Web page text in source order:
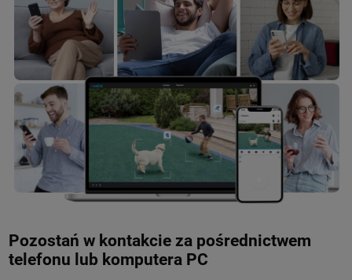
Pozostań w kontakcie za pośrednictwem
telefonu lub komputera PC